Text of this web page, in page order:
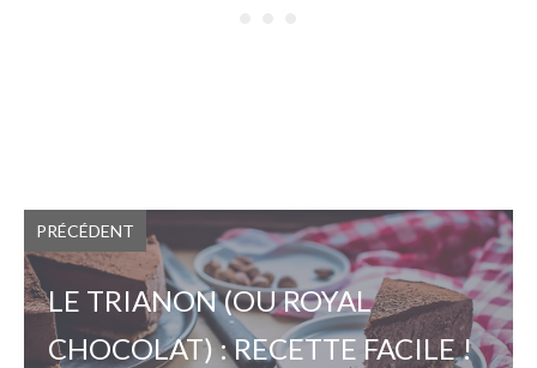
PRÉCÉDENT
LE TRIANON (OU ROYAL
CHOCOLAT) : RECETTE FACILE !